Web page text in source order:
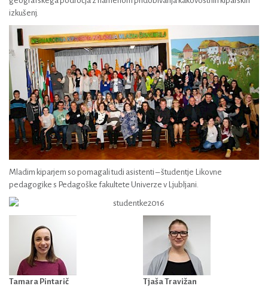
izkušenj.
Mladim kiparjem so pomagali tudi asistenti – študentje Likovne
pedagogike s Pedagoške fakultete Univerze v Ljubljani.
Tamara Pintarič
Tjaša Travižan